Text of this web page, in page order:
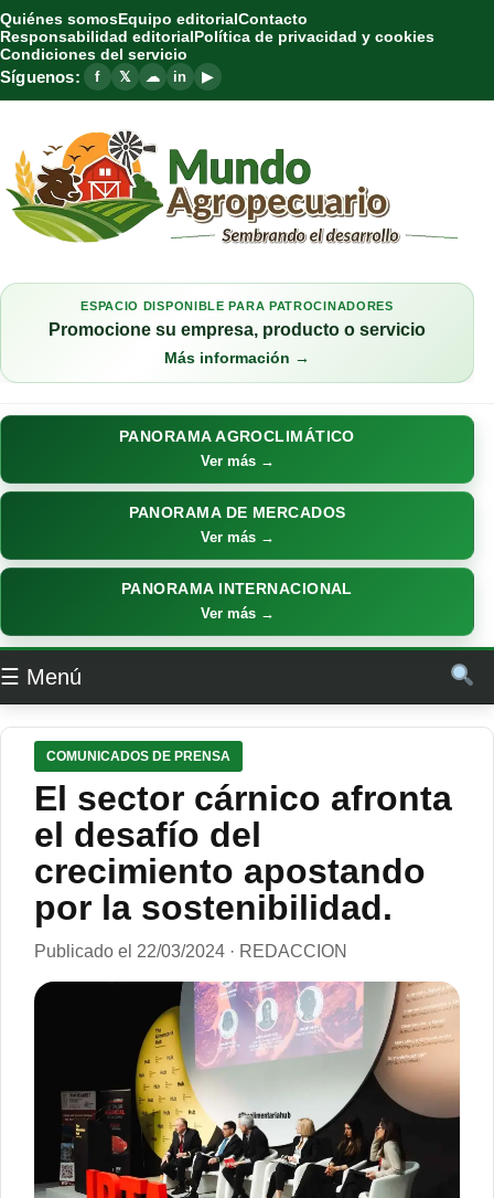
Quiénes somosEquipo editorialContacto
Responsabilidad editorialPolítica de privacidad y cookies
Condiciones del servicio
Síguenos: f 𝕏 ☁ in ▶
ESPACIO DISPONIBLE PARA PATROCINADORES
Promocione su empresa, producto o servicio
Más información →
PANORAMA AGROCLIMÁTICO
Ver más →
PANORAMA DE MERCADOS
Ver más →
PANORAMA INTERNACIONAL
Ver más →
☰ Menú
COMUNICADOS DE PRENSA
El sector cárnico afronta
el desafío del
crecimiento apostando
por la sostenibilidad.
Publicado el 22/03/2024 · REDACCION